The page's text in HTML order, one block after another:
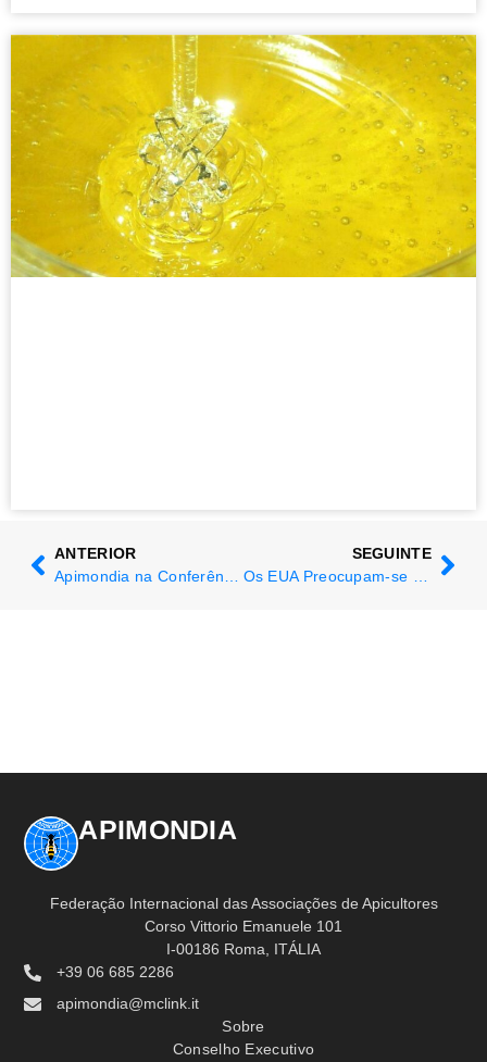
ANTERIOR
SEGUINTE
APIMONDIA
Federação Internacional das Associações de Apicultores
Corso Vittorio Emanuele 101
I-00186 Roma, ITÁLIA
+39 06 685 2286
apimondia@mclink.it
Sobre
Conselho Executivo